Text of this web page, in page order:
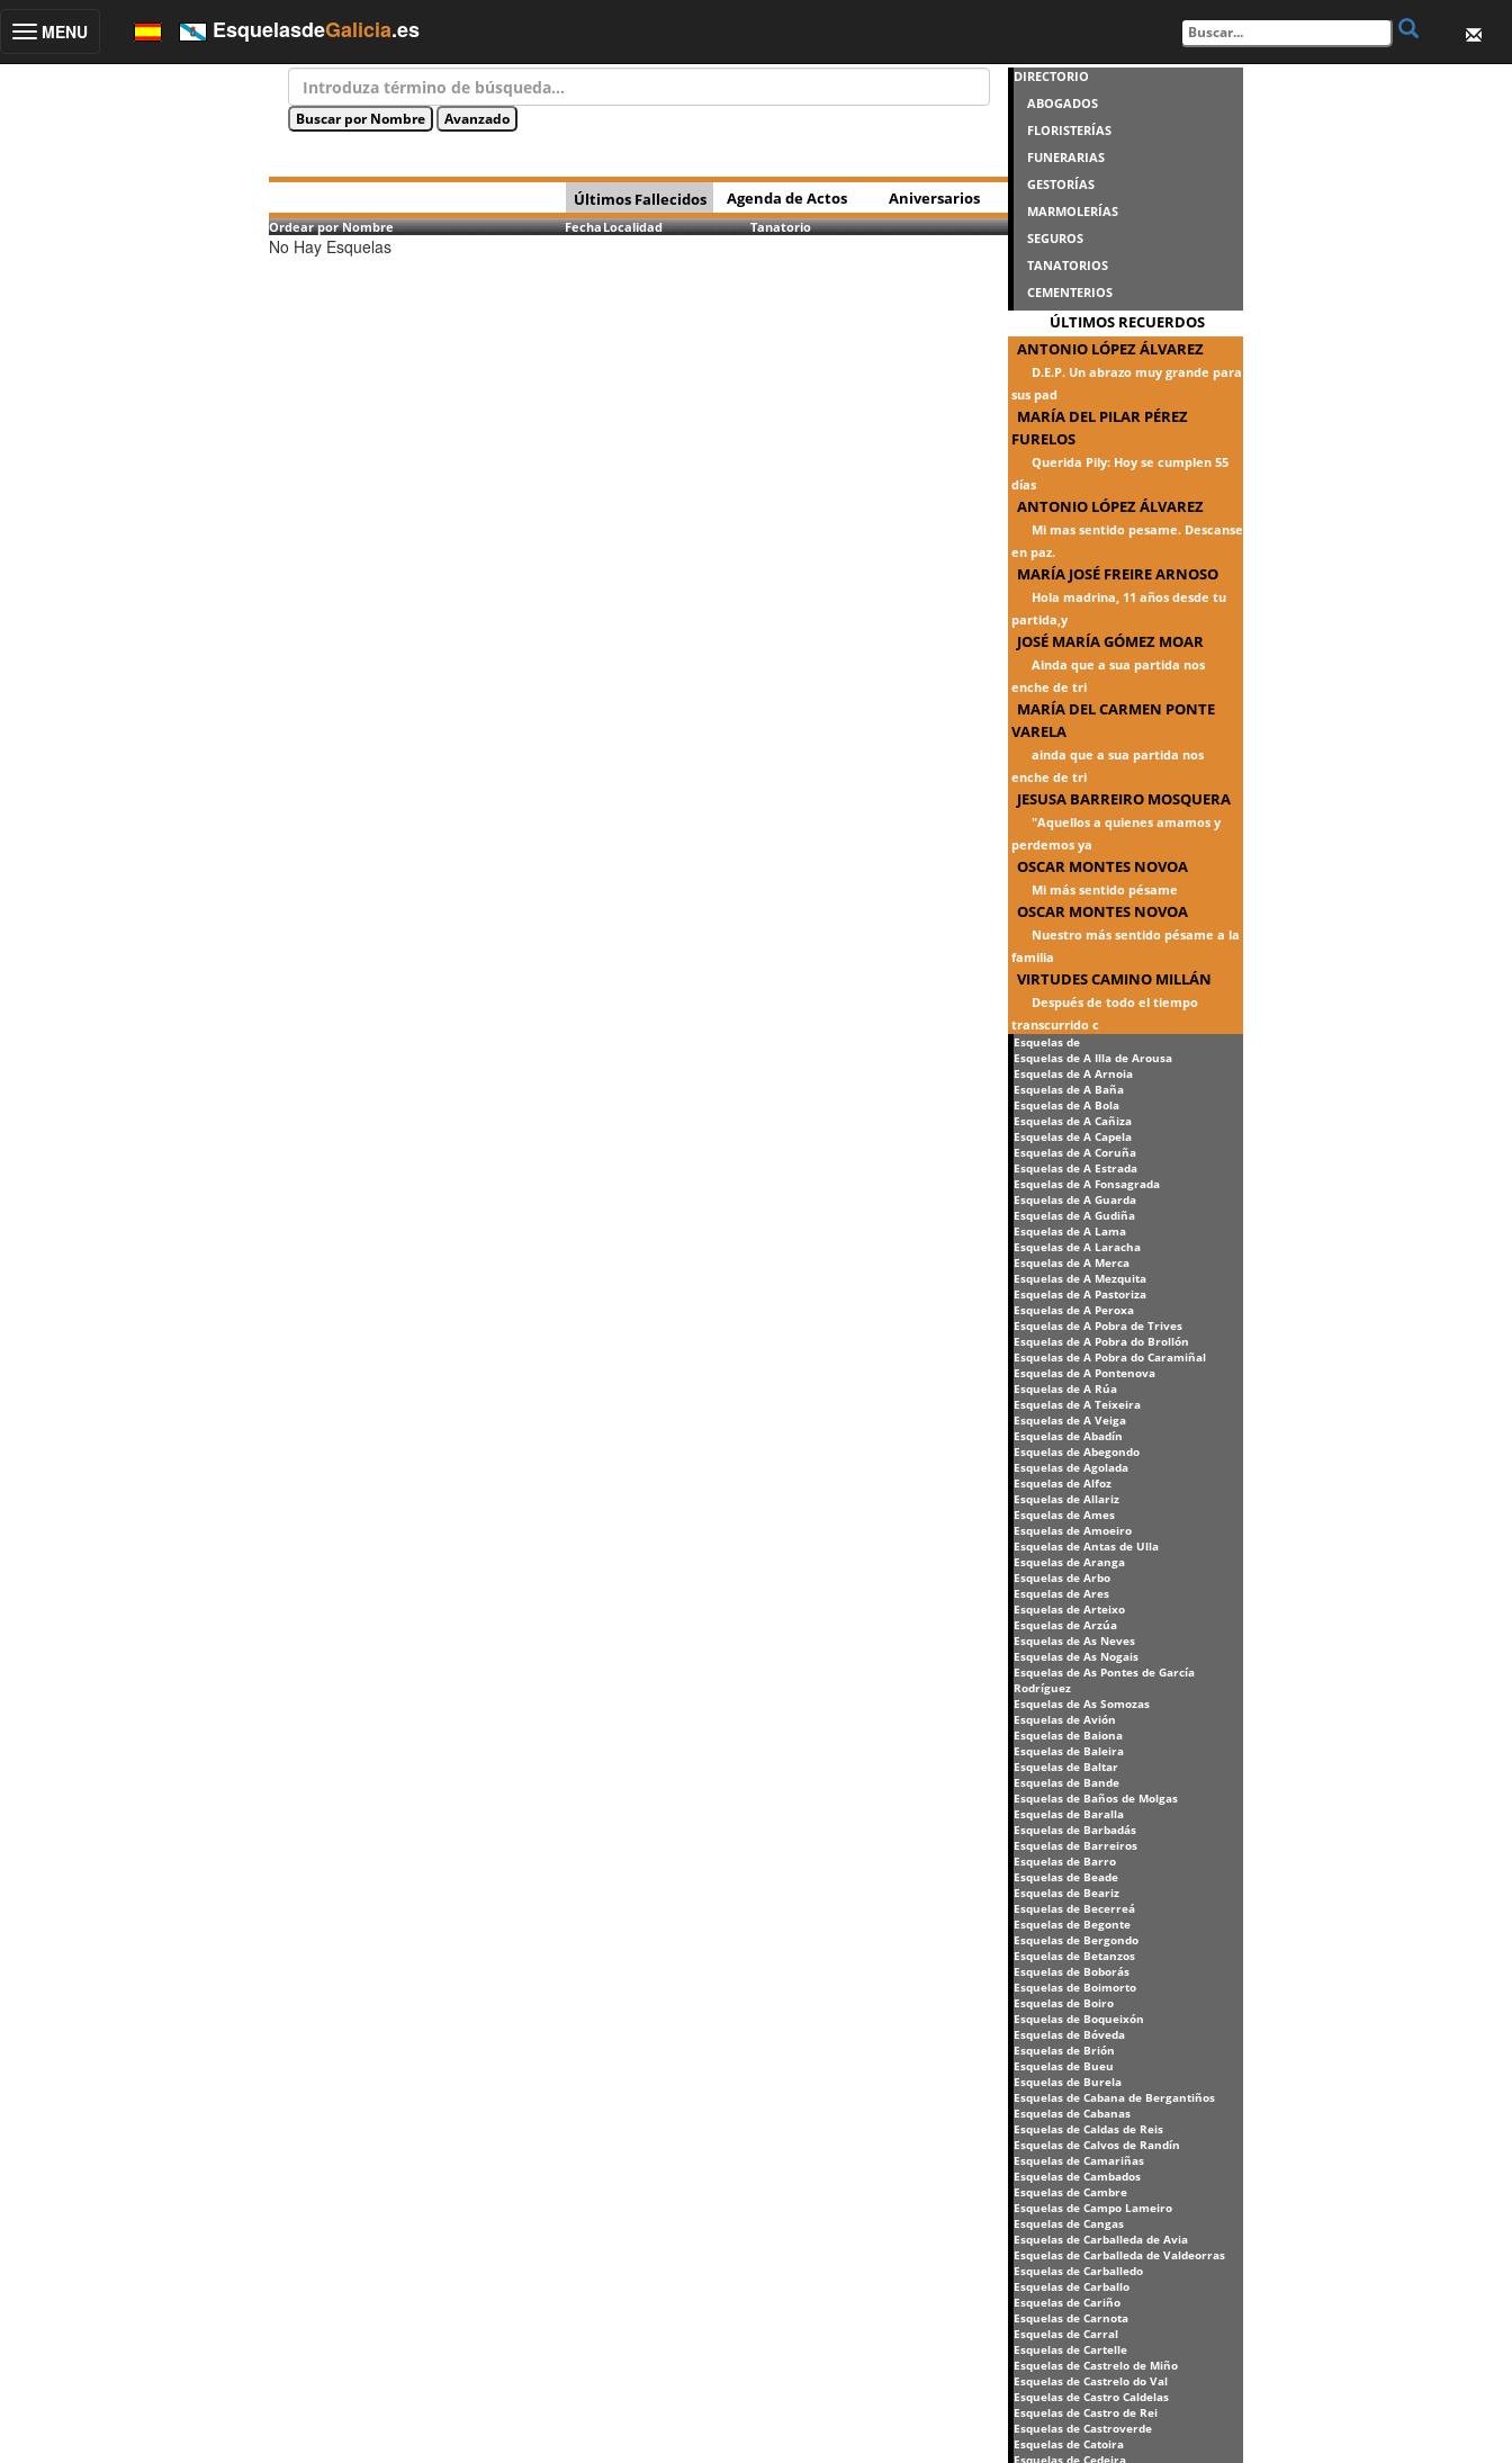
Toggle
MENU EsquelasdeGalicia.es
Últimos Fallecidos Agenda de Actos Aniversarios
Ordear por Nombre FechaLocalidad Tanatorio
No Hay Esquelas
DIRECTORIO
ABOGADOS
FLORISTERÍAS
FUNERARIAS
GESTORÍAS
MARMOLERÍAS
SEGUROS
TANATORIOS
CEMENTERIOS
ÚLTIMOS RECUERDOS
ANTONIO LÓPEZ ÁLVAREZ
D.E.P. Un abrazo muy grande para
sus pad
MARÍA DEL PILAR PÉREZ
FURELOS
Querida Pily: Hoy se cumplen 55
días
ANTONIO LÓPEZ ÁLVAREZ
Mi mas sentido pesame. Descanse
en paz.
MARÍA JOSÉ FREIRE ARNOSO
Hola madrina, 11 años desde tu
partida,y
JOSÉ MARÍA GÓMEZ MOAR
Ainda que a sua partida nos
enche de tri
MARÍA DEL CARMEN PONTE
VARELA
ainda que a sua partida nos
enche de tri
JESUSA BARREIRO MOSQUERA
"Aquellos a quienes amamos y
perdemos ya
OSCAR MONTES NOVOA
Mi más sentido pésame
OSCAR MONTES NOVOA
Nuestro más sentido pésame a la
familia
VIRTUDES CAMINO MILLÁN
Después de todo el tiempo
transcurrido c
Esquelas de
Esquelas de A Illa de Arousa
Esquelas de A Arnoia
Esquelas de A Baña
Esquelas de A Bola
Esquelas de A Cañiza
Esquelas de A Capela
Esquelas de A Coruña
Esquelas de A Estrada
Esquelas de A Fonsagrada
Esquelas de A Guarda
Esquelas de A Gudiña
Esquelas de A Lama
Esquelas de A Laracha
Esquelas de A Merca
Esquelas de A Mezquita
Esquelas de A Pastoriza
Esquelas de A Peroxa
Esquelas de A Pobra de Trives
Esquelas de A Pobra do Brollón
Esquelas de A Pobra do Caramiñal
Esquelas de A Pontenova
Esquelas de A Rúa
Esquelas de A Teixeira
Esquelas de A Veiga
Esquelas de Abadín
Esquelas de Abegondo
Esquelas de Agolada
Esquelas de Alfoz
Esquelas de Allariz
Esquelas de Ames
Esquelas de Amoeiro
Esquelas de Antas de Ulla
Esquelas de Aranga
Esquelas de Arbo
Esquelas de Ares
Esquelas de Arteixo
Esquelas de Arzúa
Esquelas de As Neves
Esquelas de As Nogais
Esquelas de As Pontes de García
Rodríguez
Esquelas de As Somozas
Esquelas de Avión
Esquelas de Baiona
Esquelas de Baleira
Esquelas de Baltar
Esquelas de Bande
Esquelas de Baños de Molgas
Esquelas de Baralla
Esquelas de Barbadás
Esquelas de Barreiros
Esquelas de Barro
Esquelas de Beade
Esquelas de Beariz
Esquelas de Becerreá
Esquelas de Begonte
Esquelas de Bergondo
Esquelas de Betanzos
Esquelas de Boborás
Esquelas de Boimorto
Esquelas de Boiro
Esquelas de Boqueixón
Esquelas de Bóveda
Esquelas de Brión
Esquelas de Bueu
Esquelas de Burela
Esquelas de Cabana de Bergantiños
Esquelas de Cabanas
Esquelas de Caldas de Reis
Esquelas de Calvos de Randín
Esquelas de Camariñas
Esquelas de Cambados
Esquelas de Cambre
Esquelas de Campo Lameiro
Esquelas de Cangas
Esquelas de Carballeda de Avia
Esquelas de Carballeda de Valdeorras
Esquelas de Carballedo
Esquelas de Carballo
Esquelas de Cariño
Esquelas de Carnota
Esquelas de Carral
Esquelas de Cartelle
Esquelas de Castrelo de Miño
Esquelas de Castrelo do Val
Esquelas de Castro Caldelas
Esquelas de Castro de Rei
Esquelas de Castroverde
Esquelas de Catoira
Esquelas de Cedeira